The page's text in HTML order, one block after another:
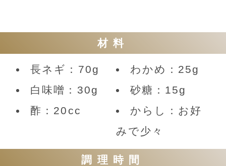
材料
長ネギ：70g
わかめ：25g
白味噌：30g
砂糖：15g
酢：20cc
からし：お好
みで少々
調理時間